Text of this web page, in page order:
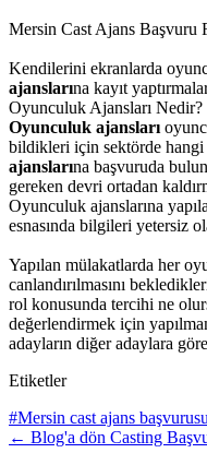
Mersin Cast Ajans Başvuru
Kendilerini ekranlarda
ajanslarına kayıt
Oyunculuk Ajansları Nedir?
Oyunculuk ajansları
bildikleri için sektörde
ajanslarına başvuruda
gereken devri ortadan
Oyunculuk ajanslarına
esnasında bilgileri yetersiz
Yapılan mülakatlarda her
canlandırılmasını
rol konusunda tercihi ne
değerlendirmek için
adayların diğer adaylara
Etiketler
#Mersin cast ajans başvurusu
← Blog'a dön Casting